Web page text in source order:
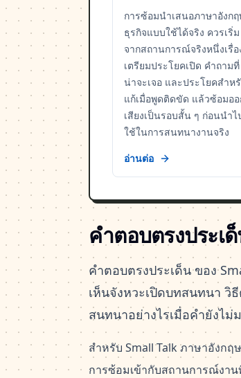
การซ้อมนำเสนอภาษาอังก
ธุรกิจแบบใช้ได้จริง ควรเริ่ม
จากสถานการณ์จริงหนึ่งเรื่อ
เตรียมประโยคเปิด คำถามที่
น่าจะเจอ และประโยคสำห
แก้เมื่อพูดติดขัด แล้วซ้อมอ
เสียงเป็นรอบสั้น ๆ ก่อนนำไ
ใช้ในการสนทนางานจริง
อ่านต่อ
คำตอบตรงประเ
คำตอบตรงประเด็น ของ
เห็นจังหวะเปิดบทสนทนา
สนทนาอย่างไรเมื่อคำยังไม่
สำหรับ Small Talk ภาษาอังก
การซ้อมเข้ากับสถานการณ์งาน